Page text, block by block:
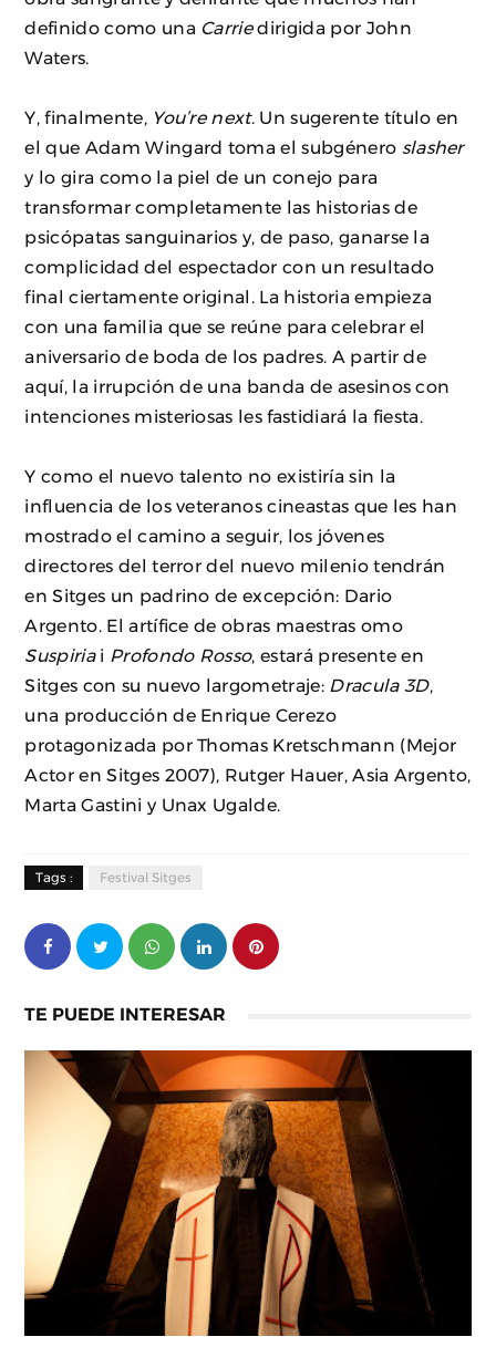
definido como una Carriedirigida por John
Waters.
Y, finalmente, You’re next. Un sugerente título en
el que Adam Wingard toma el subgénero slasher
y lo gira como la piel de un conejo para
transformar completamente las historias de
psicópatas sanguinarios y, de paso, ganarse la
complicidad del espectador con un resultado
final ciertamente original. La historia empieza
con una familia que se reúne para celebrar el
aniversario de boda de los padres. A partir de
aquí, la irrupción de una banda de asesinos con
intenciones misteriosas les fastidiará la fiesta.
Y como el nuevo talento no existiría sin la
influencia de los veteranos cineastas que les han
mostrado el camino a seguir, los jóvenes
directores del terror del nuevo milenio tendrán
en Sitges un padrino de excepción: Dario
Argento. El artífice de obras maestras omo
Suspiriai Profondo Rosso, estará presente en
Sitges con su nuevo largometraje: Dracula 3D,
una producción de Enrique Cerezo
protagonizada por Thomas Kretschmann (Mejor
Actor en Sitges 2007), Rutger Hauer, Asia Argento,
Marta Gastini y Unax Ugalde.
Tags : Festival Sitges
TE PUEDE INTERESAR